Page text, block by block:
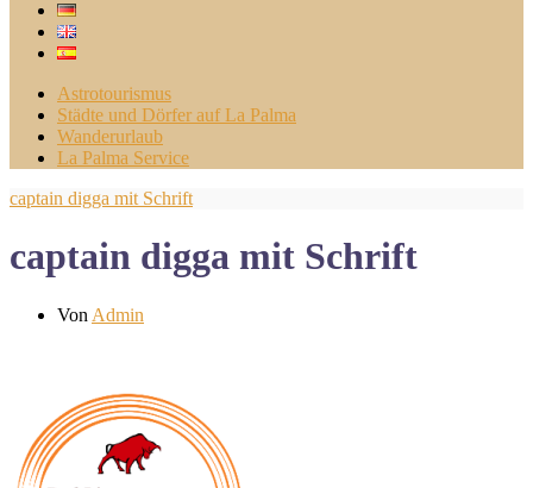
Astrotourismus
Städte und Dörfer auf La Palma
Wanderurlaub
La Palma Service
captain digga mit Schrift
captain digga mit Schrift
Von Admin